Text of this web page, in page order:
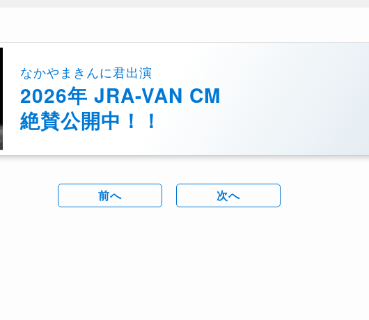
なかやまきんに君出演
2026年 JRA-VAN CM
絶賛公開中！！
前へ 次へ